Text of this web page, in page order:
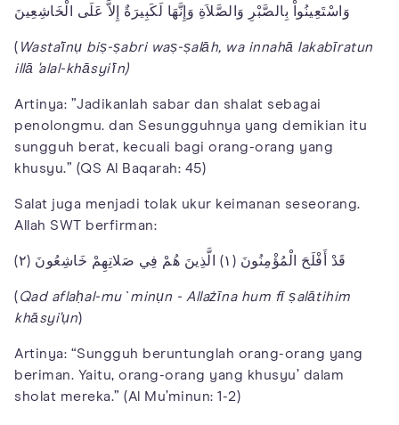
وَاسْتَعِينُواْ بِالصَّبْرِ وَالصَّلاَةِ وَإِنَّهَا لَكَبِيرَةٌ إِلاَّ عَلَى الْخَاشِعِينَ
( Wasta'īnụ biṣ-ṣabri waṣ-ṣalāh, wa innahā lakabīratun
illā 'alal-khāsyi'īn)
Artinya: ”Jadikanlah sabar dan shalat sebagai
penolongmu. dan Sesungguhnya yang demikian itu
sungguh berat, kecuali bagi orang-orang yang
khusyu.” (QS Al Baqarah: 45)
Salat juga menjadi tolak ukur keimanan seseorang.
Allah SWT berfirman:
قَدْ أَفْلَحَ الْمُؤْمِنُونَ (١) الَّذِينَ هُمْ فِي صَلاتِهِمْ خَاشِعُونَ (٢)
( Qad aflaḥal-mu`minụn - Allażīna hum fī ṣalātihim
khāsyi'ụn)
Artinya: “Sungguh beruntunglah orang-orang yang
beriman. Yaitu, orang-orang yang khusyu’ dalam
sholat mereka.” (Al Mu’minun: 1-2)